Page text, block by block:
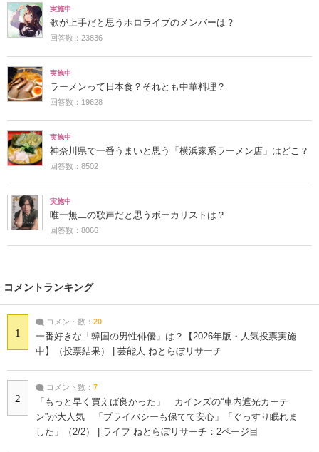
実施中
歌が上手だと思うホロライブのメンバーは？
回答数：23836
実施中
ラーメンって日本食？それとも中華料理？
回答数：19628
実施中
神奈川県で一番うまいと思う「横浜家系ラーメン店」はどこ？
回答数：8502
実施中
唯一無二の歌声だと思うボーカリストは？
回答数：8066
コメントランキング
1
コメント数： 20
一番好きな「韓国の男性俳優」は？【2026年版・人気投票実施
中】（投票結果） | 芸能人 ねとらぼリサーチ
2
コメント数： 7
「もっと早く買えば良かった」 カインズの“車内遮光カーテ
ン”が大人気 「プライバシーも保てて安心」「ぐっすり眠れま
した」（2/2） | ライフ ねとらぼリサーチ：2ページ目